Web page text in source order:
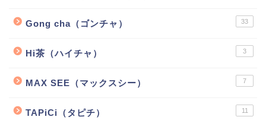
Gong cha（ゴンチャ） 33
Hi茶（ハイチャ） 3
MAX SEE（マックスシー） 7
TAPiCi（タピチ） 11